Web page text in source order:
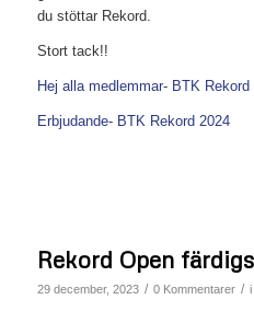
du stöttar Rekord.
Stort tack!!
Hej alla medlemmar- BTK Rekord
Erbjudande- BTK Rekord 2024
Rekord Open
29 december, 2023 / 0 Kommentarer / i